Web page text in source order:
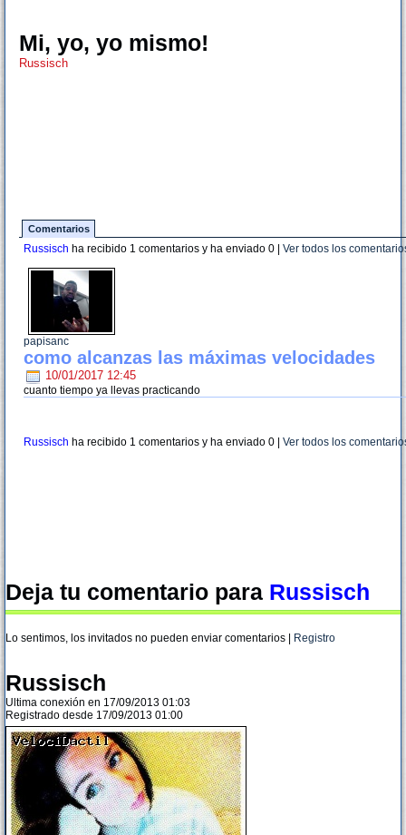
Mi, yo, yo mismo!
Russisch
Comentarios
Russisch ha recibido 1 comentarios y ha enviado 0 Ver todos los
papisanc
como alcanzas las máximas velocidades
10/01/2017 12:45
cuanto tiempo ya llevas practicando
Russisch ha recibido 1 comentarios y ha enviado 0 Ver todos los
Deja tu comentario para Russisch
Lo sentimos, los invitados no pueden enviar comentarios | Registro
Russisch
Ultima conexión en 17/09/2013 01:03
Registrado desde 17/09/2013 01:00